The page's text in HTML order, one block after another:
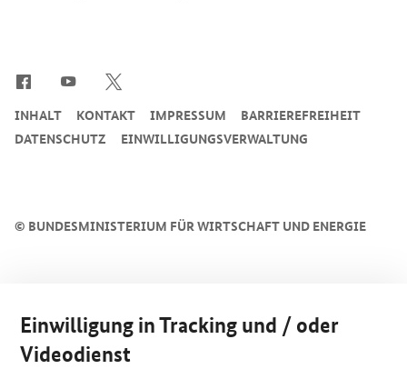
© BUNDESMINISTERIUM FÜR WIRTSCHAFT UND ENERGIE
INHALT KONTAKT IMPRESSUM
BARRIEREFREIHEIT
DATENSCHUTZ
EINWILLIGUNGSVERWALTUNG
Einwilligung in Tracking und / oder
Videodienst